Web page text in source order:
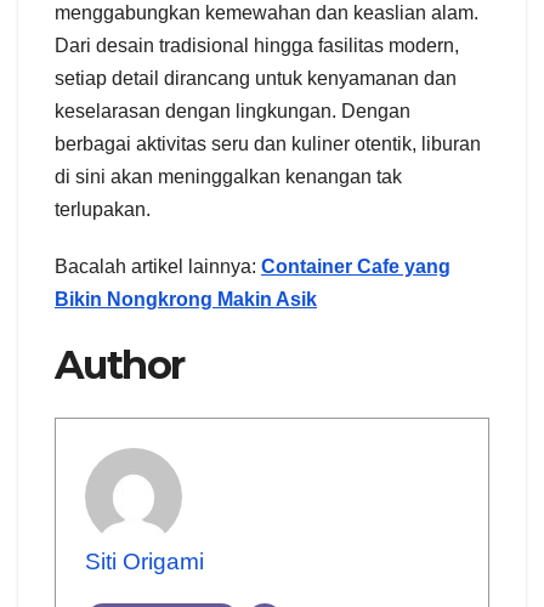
menggabungkan kemewahan dan keaslian alam.
Dari desain tradisional hingga fasilitas modern,
setiap detail dirancang untuk kenyamanan dan
keselarasan dengan lingkungan. Dengan
berbagai aktivitas seru dan kuliner otentik, liburan
di sini akan meninggalkan kenangan tak
terlupakan.
Bacalah artikel lainnya: Container Cafe yang
Bikin Nongkrong Makin Asik
Author
Siti Origami